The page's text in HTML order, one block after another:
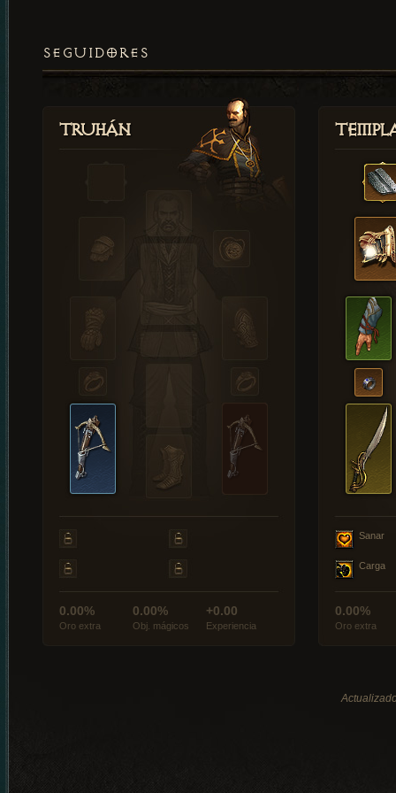
SEGUIDORES
Truhán
0.00%
Oro extra
0.00%
Obj. mágicos
+0.00
Experiencia
Sanar
Carga
0.00%
Oro extra